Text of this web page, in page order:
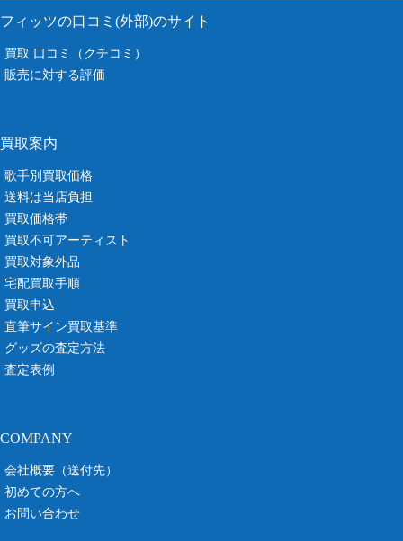
フィッツの口コミ(外部)のサイト
買取 口コミ（クチコミ）
販売に対する評価
買取案内
歌手別買取価格
送料は当店負担
買取価格帯
買取不可アーティスト
買取対象外品
宅配買取手順
買取申込
直筆サイン買取基準
グッズの査定方法
査定表例
COMPANY
会社概要（送付先）
初めての方へ
お問い合わせ